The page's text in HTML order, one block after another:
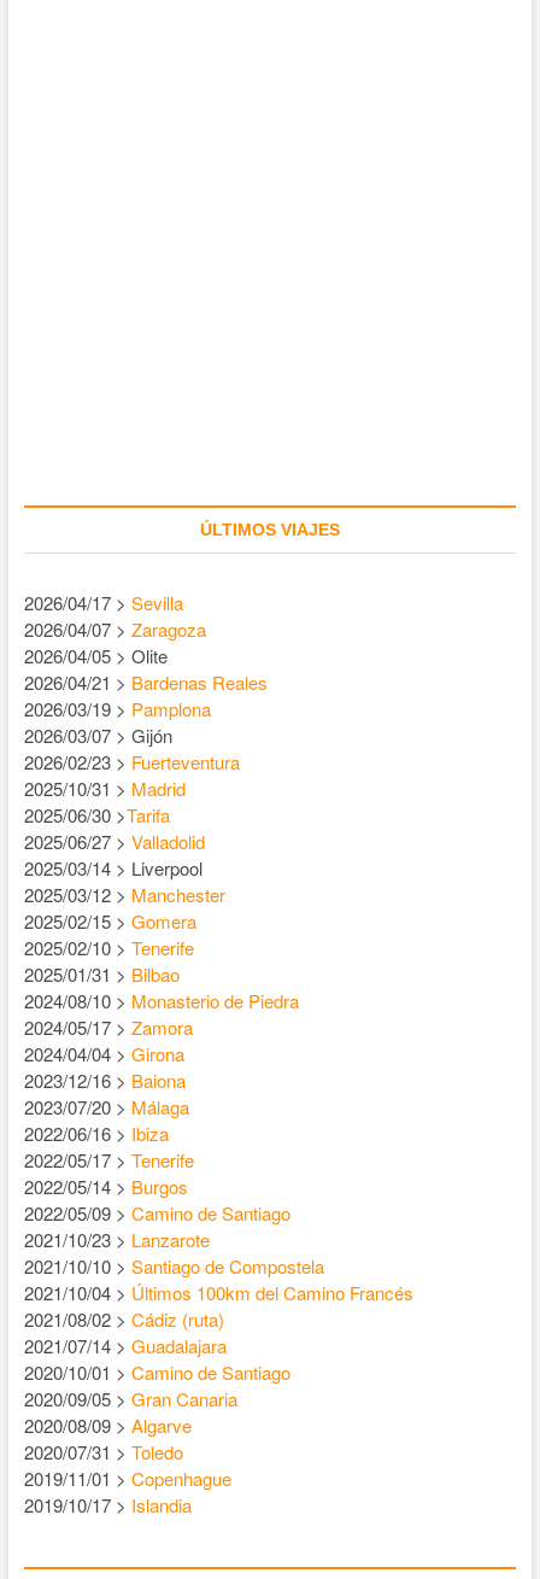
ÚLTIMOS VIAJES
2026/04/17 > Sevilla
2026/04/07 > Zaragoza
2026/04/05 > Olite
2026/04/21 > Bardenas Reales
2026/03/19 > Pamplona
2026/03/07 > Gijón
2026/02/23 > Fuerteventura
2025/10/31 > Madrid
2025/06/30 >Tarifa
2025/06/27 > Valladolid
2025/03/14 > Liverpool
2025/03/12 > Manchester
2025/02/15 > Gomera
2025/02/10 > Tenerife
2025/01/31 > Bilbao
2024/08/10 > Monasterio de Piedra
2024/05/17 > Zamora
2024/04/04 > Girona
2023/12/16 > Baiona
2023/07/20 > Málaga
2022/06/16 > Ibiza
2022/05/17 > Tenerife
2022/05/14 > Burgos
2022/05/09 > Camino de Santiago
2021/10/23 > Lanzarote
2021/10/10 > Santiago de Compostela
2021/10/04 > Últimos 100km del Camino Francés
2021/08/02 > Cádiz (ruta)
2021/07/14 > Guadalajara
2020/10/01 > Camino de Santiago
2020/09/05 > Gran Canaria
2020/08/09 > Algarve
2020/07/31 > Toledo
2019/11/01 > Copenhague
2019/10/17 > Islandia